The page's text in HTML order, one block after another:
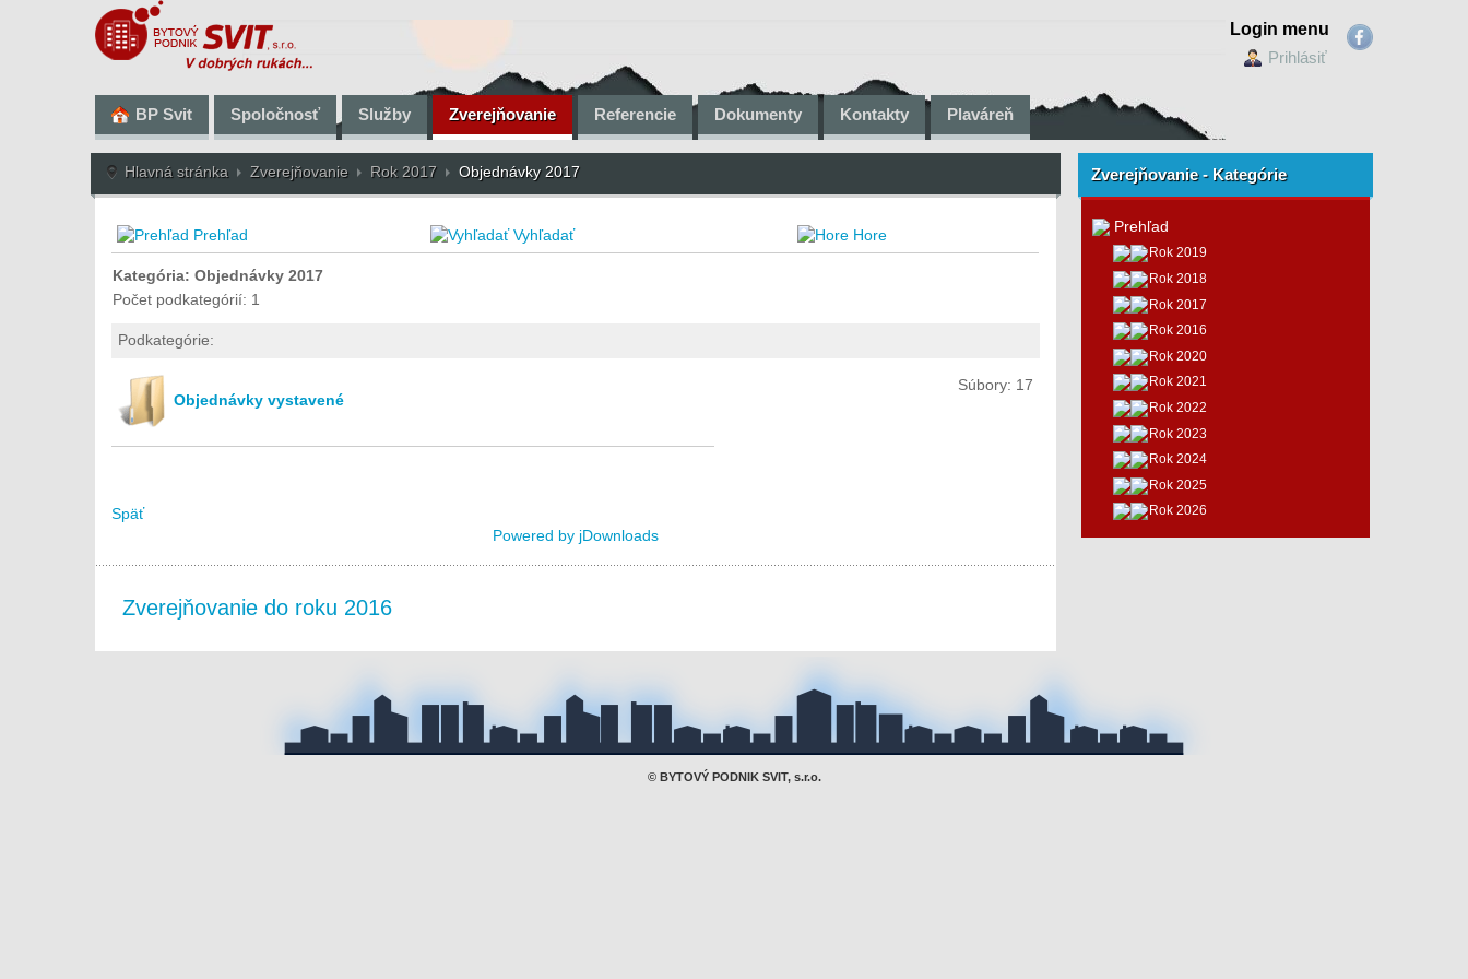
Login menu
Prihlásiť
BP Svit Spoločnosť Služby Zverejňovanie Referencie Dokumenty Kontakty Plaváreň
Hlavná stránka Zverejňovanie Rok 2017 Objednávky 2017
Prehľad Vyhľadať Hore
Kategória: Objednávky 2017
Počet podkategórií: 1
Podkategórie:
Objednávky vystavené
Súbory: 17
Späť
Powered by jDownloads
Zverejňovanie do roku 2016
Zverejňovanie - Kategórie
Prehľad
Rok 2019
Rok 2018
Rok 2017
Rok 2016
Rok 2020
Rok 2021
Rok 2022
Rok 2023
Rok 2024
Rok 2025
Rok 2026
© BYTOVÝ PODNIK SVIT, s.r.o.